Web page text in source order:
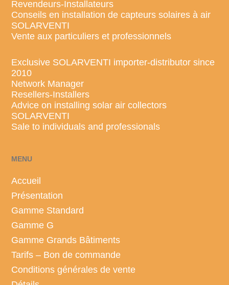
Revendeurs-Installateurs
Conseils en installation de capteurs solaires à air
SOLARVENTI
Vente aux particuliers et professionnels
Exclusive SOLARVENTI importer-distributor since
2010
Network Manager
Resellers-Installers
Advice on installing solar air collectors
SOLARVENTI
Sale to individuals and professionals
MENU
Accueil
Présentation
Gamme Standard
Gamme G
Gamme Grands Bâtiments
Tarifs – Bon de commande
Conditions générales de vente